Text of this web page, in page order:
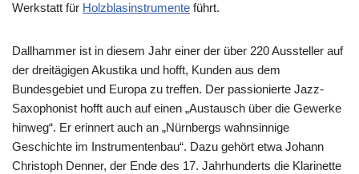
Werkstatt für Holzblasinstrumente führt.
Dallhammer ist in diesem Jahr einer der über 220 Aussteller auf
der dreitägigen Akustika und hofft, Kunden aus dem
Bundesgebiet und Europa zu treffen. Der passionierte Jazz-
Saxophonist hofft auch auf einen „Austausch über die Gewerke
hinweg“. Er erinnert auch an „Nürnbergs wahnsinnige
Geschichte im Instrumentenbau“. Dazu gehört etwa Johann
Christoph Denner, der Ende des 17. Jahrhunderts die Klarinette